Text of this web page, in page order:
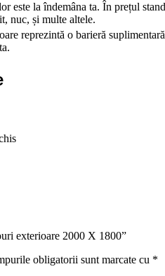
este la îndemâna ta. În prețul
nuc, și multe altele.
reprezintă o barieră
exterioare 2000 X 1800”
obligatorii sunt marcate cu *